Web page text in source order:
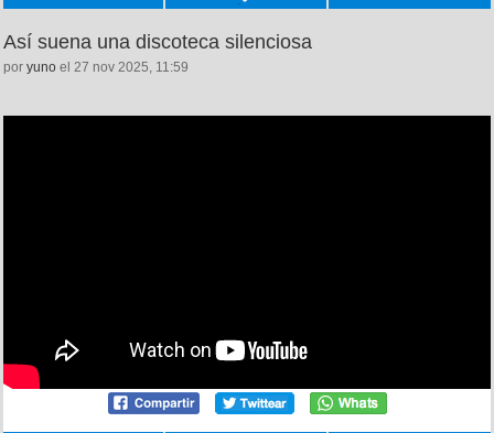
Así suena una discoteca silenciosa
por yuno el 27 nov 2025, 11:59